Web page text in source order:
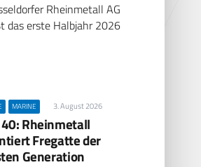
Rheinmetall AG
das erste Halbjahr 2026
MARINE 3. August 2026
Rheinmetall
Fregatte der
Generation